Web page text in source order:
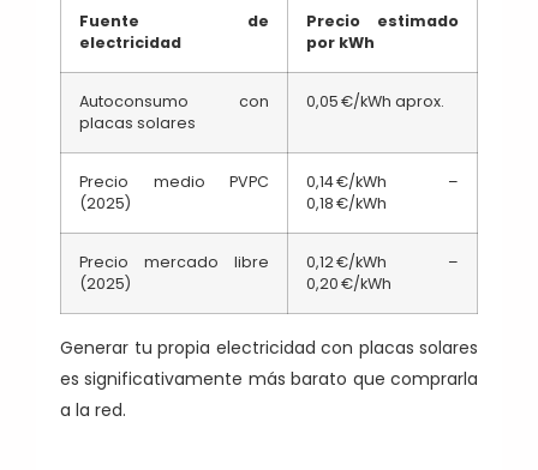
Fuente de
electricidad
Precio estimado
por kWh
Autoconsumo con
placas solares
0,05 €/kWh aprox.
Precio medio PVPC
(2025)
0,14 €/kWh –
0,18 €/kWh
Precio mercado libre
(2025)
0,12 €/kWh –
0,20 €/kWh
Generar tu propia electricidad con placas solares
es significativamente más barato que comprarla
a la red.